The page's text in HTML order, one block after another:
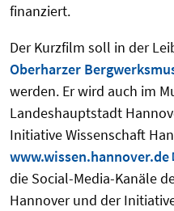
finanziert.
Der Kurzfilm soll in der
Oberharzer
werden. Er wird auch im
Landeshauptstadt
Initiative Wissenschaft
www.wissen.hannover.de
die Social-Media-Kanäle
Hannover und der